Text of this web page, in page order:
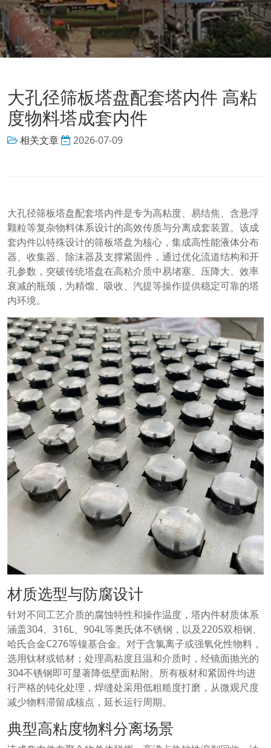
大孔径筛板塔盘配套塔内件 高粘
度物料塔成套内件
相关文章 2026-07-09
大孔径筛板塔盘配套塔内件是专为高粘度、易结焦、含悬浮
颗粒等复杂物料体系设计的高效传质与分离成套装置。该成
套内件以特殊设计的筛板塔盘为核心，集成高性能液体分布
器、收集器、除沫器及支撑紧固件，通过优化流道结构和开
孔参数，突破传统塔盘在高粘介质中易堵塞、压降大、效率
衰减的瓶颈，为精馏、吸收、汽提等操作提供稳定可靠的塔
内环境。
材质选型与防腐设计
针对不同工艺介质的腐蚀特性和操作温度，塔内件材质体系
涵盖304、316L、904L等奥氏体不锈钢，以及2205双相钢、
哈氏合金C276等镍基合金。对于含氯离子或强氧化性物料，
选用钛材或锆材；处理高粘度且温和介质时，经镜面抛光的
304不锈钢即可显著降低壁面粘附。所有板材和紧固件均进
行严格的钝化处理，焊缝处采用低粗糙度打磨，从微观尺度
减少物料滞留成核点，延长运行周期。
典型高粘度物料分离场景